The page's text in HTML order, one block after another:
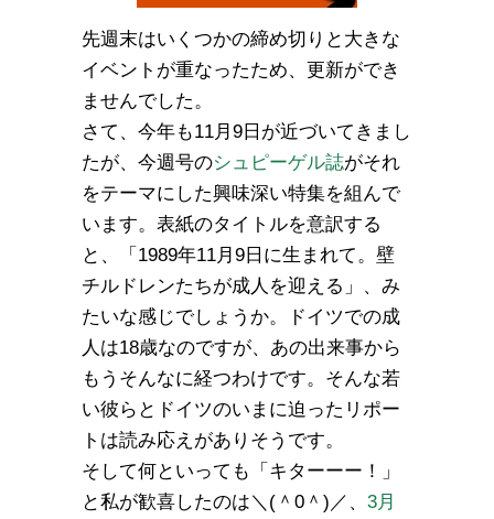
先週末はいくつかの締め切りと大きな
イベントが重なったため、更新ができ
ませんでした。
さて、今年も11月9日が近づいてきまし
たが、今週号のシュピーゲル誌がそれ
をテーマにした興味深い特集を組んで
います。表紙のタイトルを意訳する
と、「1989年11月9日に生まれて。壁
チルドレンたちが成人を迎える」、み
たいな感じでしょうか。ドイツでの成
人は18歳なのですが、あの出来事から
もうそんなに経つわけです。そんな若
い彼らとドイツのいまに迫ったリポー
トは読み応えがありそうです。
そして何といっても「キターーー！」
と私が歓喜したのは＼(＾0＾)／、 3月